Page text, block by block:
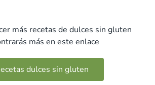
más recetas de dulces sin gluten
más en este enlace
dulces sin gluten